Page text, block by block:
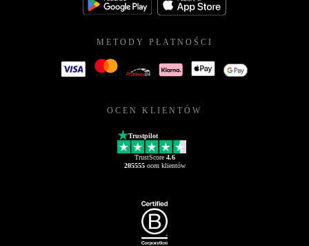
METODY PŁATNOŚCI
OCEN KLIENTÓW
Trustpilot
TrustScore 4.6
205555ocen klientów